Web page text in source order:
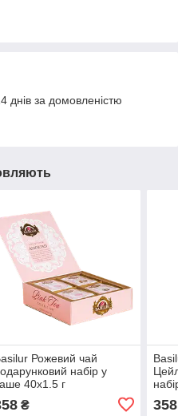
днів за домовленістю
Рожевий чай
набір у
40х1.5 г
₴ 358